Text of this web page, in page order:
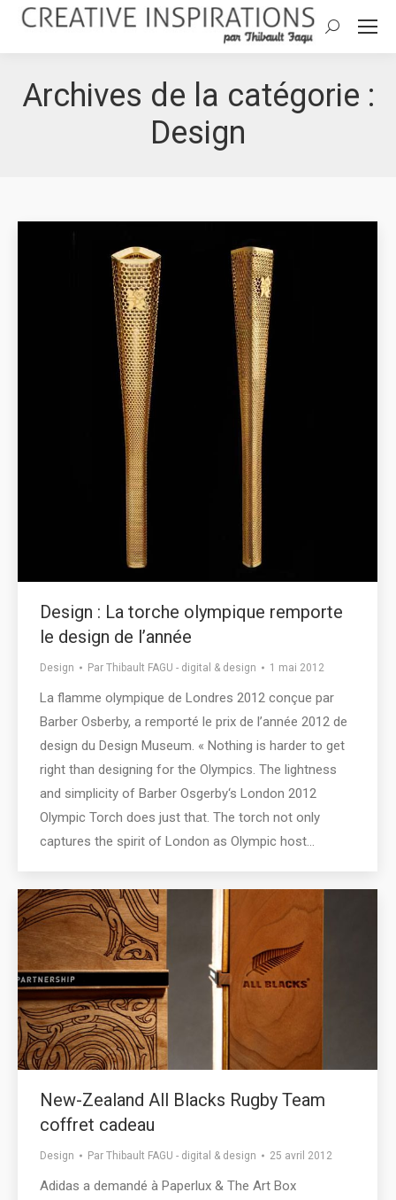
Search:
Archives de la catégorie :
Design
Design : La torche olympique remporte
le design de l’année
Design Par Thibault FAGU - digital & design 1 mai 2012
La flamme olympique de Londres 2012 conçue par
Barber Osberby, a remporté le prix de l’année 2012 de
design du Design Museum. « Nothing is harder to get
right than designing for the Olympics. The lightness
and simplicity of Barber Osgerby‘s London 2012
Olympic Torch does just that. The torch not only
captures the spirit of London as Olympic host…
New-Zealand All Blacks Rugby Team
coffret cadeau
Design Par Thibault FAGU - digital & design 25 avril 2012
Adidas a demandé à Paperlux & The Art Box